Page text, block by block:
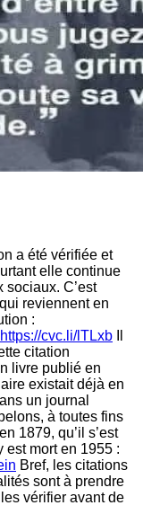
a été vérifiée et
elle continue
C’est
reviennent en
:
https://cvc.li/lTLxb
citation
livre publié en
existait déjà en
un journal
à toutes fins
1879, qu’il s’est
est mort en 1955 :
Bref, les citations
sont à prendre
vérifier avant de